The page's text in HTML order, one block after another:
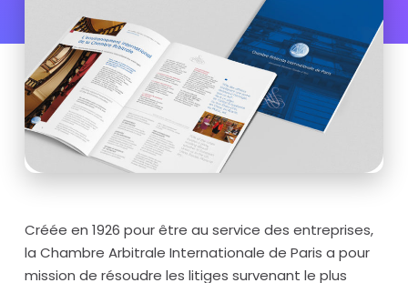
Créée en 1926 pour être au service des entreprises,
la Chambre Arbitrale Internationale de Paris a pour
mission de résoudre les litiges survenant le plus